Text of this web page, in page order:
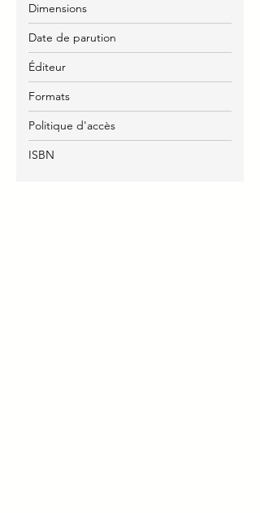
Dimensions
Date de parution
Éditeur
Formats
Politique d'accès
ISBN